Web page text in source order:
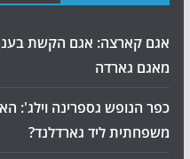
אגם קארצה: אגם הקשת בענן
מאגם גארדה
כפר הנופש גספרינה וילג':
משפחתית ליד גארדלנד?